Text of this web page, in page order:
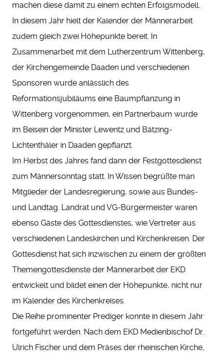
machen diese damit zu einem echten Erfolgsmodell.
In diesem Jahr hielt der Kalender der Männerarbeit
zudem gleich zwei Höhepunkte bereit. In
Zusammenarbeit mit dem Lutherzentrum Wittenberg,
der Kirchengemeinde Daaden und verschiedenen
Sponsoren wurde anlässlich des
Reformationsjubiläums eine Baumpflanzung in
Wittenberg vorgenommen, ein Partnerbaum wurde
im Beisein der Minister Lewentz und Bätzing-
Lichtenthäler in Daaden gepflanzt.
Im Herbst des Jahres fand dann der Festgottesdienst
zum Männersonntag statt. In Wissen begrüßte man
Mitglieder der Landesregierung, sowie aus Bundes-
und Landtag. Landrat und VG-Bürgermeister waren
ebenso Gäste des Gottesdienstes, wie Vertreter aus
verschiedenen Landeskirchen und Kirchenkreisen. Der
Gottesdienst hat sich inzwischen zu einem der größten
Themengottesdienste der Männerarbeit der EKD
entwickelt und bildet einen der Höhepunkte, nicht nur
im Kalender des Kirchenkreises.
Die Reihe prominenter Prediger konnte in diesem Jahr
fortgeführt werden. Nach dem EKD Medienbischof Dr.
Ulrich Fischer und dem Präses der rheinischen Kirche,